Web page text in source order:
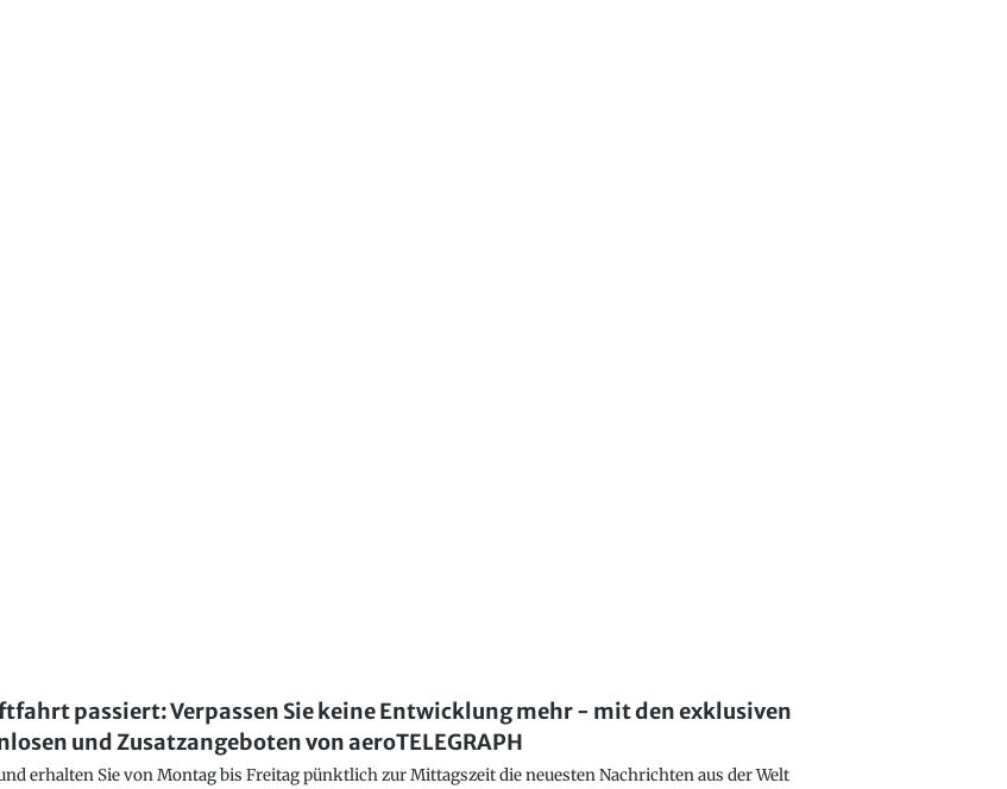
passiert: Verpassen Sie keine Entwicklung mehr - mit den exklusiven
und Zusatzangeboten von aeroTELEGRAPH
erhalten Sie von Montag bis Freitag pünktlich zur Mittagszeit die neuesten Nachrichten aus der Welt